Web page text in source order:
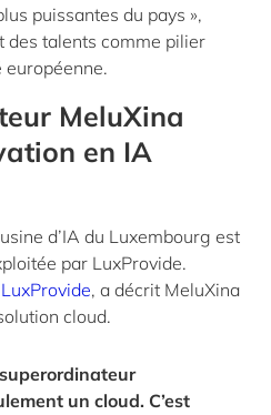
puissantes du pays »,
des talents comme pilier
MeluXina
en IA
d’IA du Luxembourg est
par LuxProvide.
LuxProvide, a décrit MeluXina
cloud.
un cloud. C’est